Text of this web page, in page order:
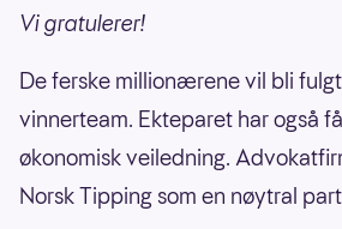
Vi gratulerer!
De ferske millionærene vil bli
vinnerteam. Ekteparet har også
økonomisk veiledning.
Norsk Tipping som en nøytral